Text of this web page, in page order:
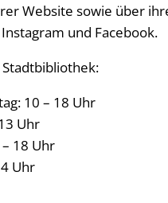
Website sowie über
und Facebook.
10 – 18 Uhr
Uhr
18 Uhr
Uhr